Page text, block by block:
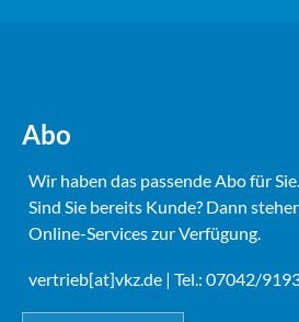
Abo
Wir haben das passende Abo für Sie.
Sind Sie bereits Kunde? Dann
Online-Services zur Verfügung.
vertrieb[at]vkz.de | Tel.: 07042/